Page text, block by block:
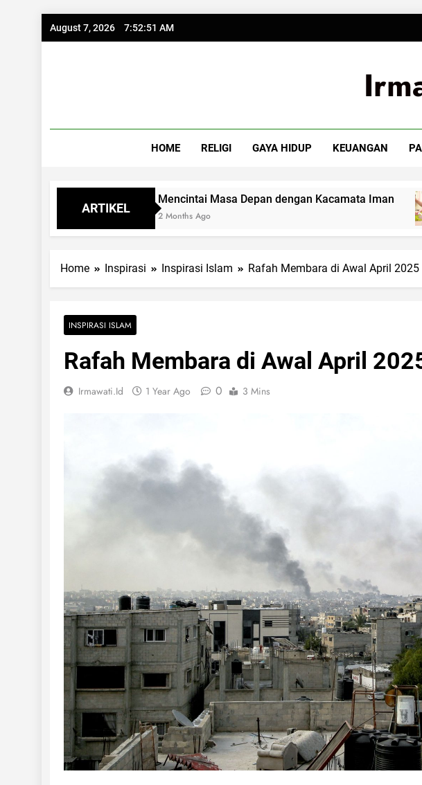
Skip
August 7, 2026 7:52:51 AM
HOME RELIGI GAYA HIDUP KEUANGAN
ARTIKEL
Mencintai Masa Depan dengan Kacamata Iman
2 Months Ago
Home Inspirasi Inspirasi Islam Rafah Membara di Awal April 2025
INSPIRASI ISLAM
Rafah Membara di Awal April
Irmawati.id 1 Year Ago 0 3 Mins